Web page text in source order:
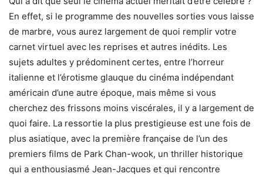
En effet, si le programme des nouvelles sorties vous laisse
de marbre, vous aurez largement de quoi remplir votre
carnet virtuel avec les reprises et autres inédits. Les
sujets adultes y prédominent certes, entre l’horreur
italienne et l’érotisme glauque du cinéma indépendant
américain d’une autre époque, mais même si vous
cherchez des frissons moins viscérales, il y a largement de
quoi faire. La ressortie la plus prestigieuse est une fois de
plus asiatique, avec la première française de l’un des
premiers films de Park Chan-wook, un thriller historique
qui a enthousiasmé Jean-Jacques et qui rencontre